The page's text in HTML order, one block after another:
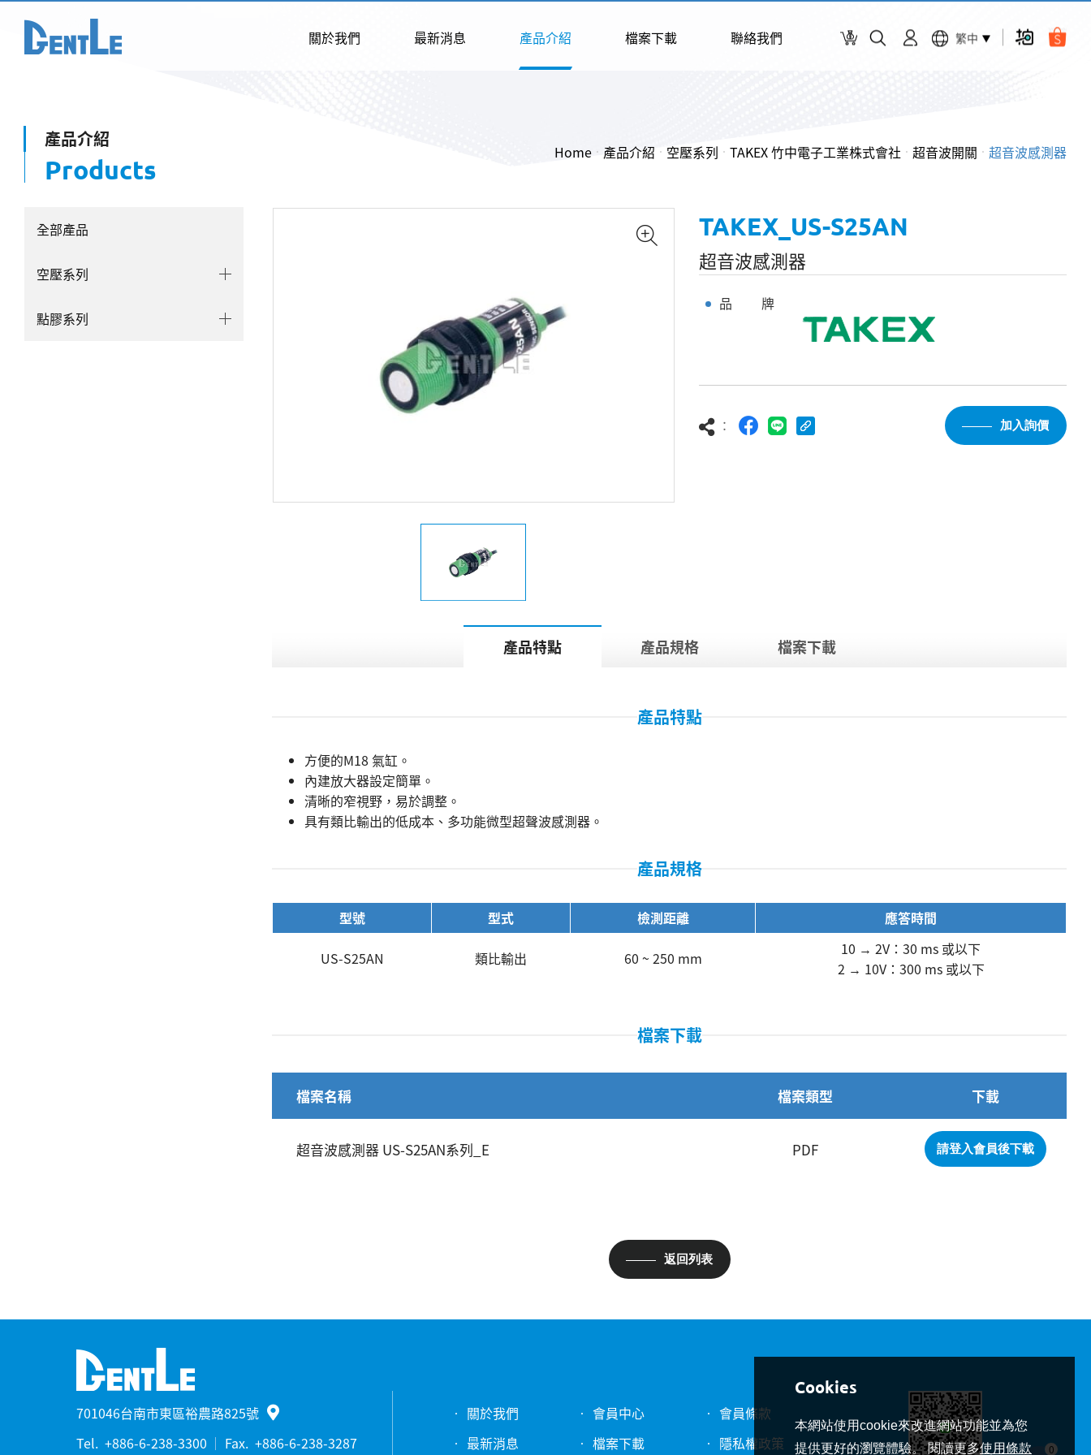
本網站使用cookie來改進網站功能並為您
提供更好的瀏覽體驗。 閱讀更多使用條款
關於我們 最新消息 產品介紹 檔案下載 聯絡我們 繁中
搜尋
Home 產品介紹 空壓系列 TAKEX 竹中電子工業株式會社 超音波開關 超音波感測器
產品介紹
Products
全部產品
空壓系列
點膠系列
TAKEX_US-S25AN
超音波感測器
品 牌
： 加入詢價
產品特點 產品規格 檔案下載
產品特點
方便的M18 氣缸。
內建放大器設定簡單。
清晰的窄視野，易於調整。
具有類比輸出的低成本、多功能微型超聲波感測器。
產品規格
型號 型式 檢測距離 應答時間
US-S25AN 類比輸出 60 ~ 250 mm
10 → 2V：30 ms 或以下
2 → 10V：300 ms 或以下
檔案下載
檔案名稱 檔案類型 下載
超音波感測器 US-S25AN系列_E PDF 請登入會員後下載
返回列表
701046台南市東區裕農路825號
Tel. +886-6-238-3300 Fax. +886-6-238-3287
關於我們 會員中心
會員條款
最新消息
檔案下載 隱私權政策 0